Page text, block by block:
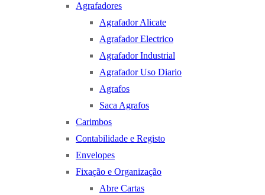
Agrafadores
Agrafador Alicate
Agrafador Electrico
Agrafador Industrial
Agrafador Uso Diario
Agrafos
Saca Agrafos
Carimbos
Contabilidade e Registo
Envelopes
Fixação e Organização
Abre Cartas